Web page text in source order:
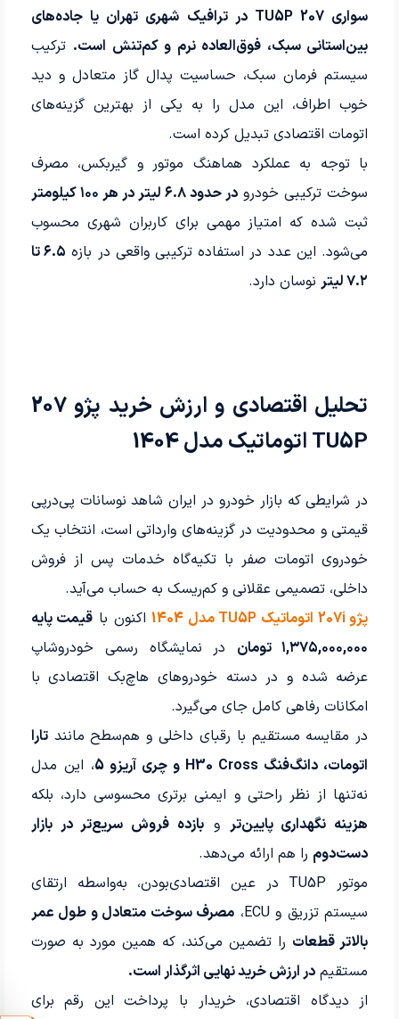
سواری 207 TU5P در ترافیک شهری تهران یا جاده‌های
بین‌استانی سبک، فوق‌العاده نرم و کم‌تنش است. ترکیب
سیستم فرمان سبک، حساسیت پدال گاز متعادل و دید
خوب اطراف، این مدل را به یکی از بهترین گزینه‌های
اتومات اقتصادی تبدیل کرده است.
با توجه به عملکرد هماهنگ موتور و گیربکس، مصرف
سوخت ترکیبی خودرو در حدود ۶.۸ لیتر در هر ۱۰۰ کیلومتر
ثبت شده که امتیاز مهمی برای کاربران شهری محسوب
می‌شود. این عدد در استفاده ترکیبی واقعی در بازه
۶.۵ تا
۷.۲ لیتر
نوسان دارد.
تحلیل اقتصادی و ارزش خرید پژو 207
TU5P اتوماتیک مدل 1404
در شرایطی که بازار خودرو در ایران شاهد نوسانات پی‌در‌پی
قیمتی و محدودیت در گزینه‌های وارداتی است، انتخاب یک
خودروی اتومات صفر با تکیه‌گاه خدمات پس از فروش
داخلی، تصمیمی عقلانی و کم‌ریسک به حساب می‌آید.
پژو 207i اتوماتیک TU5P مدل 1404
اکنون با قیمت پایه
۱,۳۷۵,۰۰۰,۰۰۰ تومان
در نمایشگاه رسمی خودروشاپ
عرضه شده و در دسته خودروهای هاچ‌بک اقتصادی با
امکانات رفاهی کامل جای می‌گیرد.
در مقایسه مستقیم با رقبای داخلی و هم‌سطح مانندتارا
اتومات، دانگ‌فنگ H30 Cross و چری آریزو 5
، این مدل
نه‌تنها از نظر راحتی و ایمنی برتری محسوسی دارد، بلکه
هزینه نگهداری پایین‌تر و بازده فروش سریع‌تر در بازار
دست‌دوم را هم ارائه می‌دهد.
موتور TU5P در عین اقتصادی‌بودن، به‌واسطه ارتقای
سیستم تزریق و ECU،
مصرف سوخت متعادل و طول عمر
بالاتر قطعات را تضمین می‌کند، که همین مورد به صورت
مستقیم در ارزش خرید نهایی اثرگذار است.
از دیدگاه اقتصادی، خریدار با پرداخت این رقم برای